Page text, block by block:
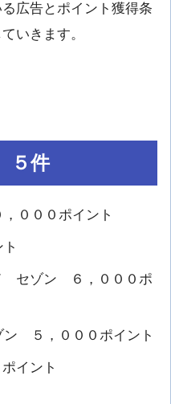
広告とポイント獲得条
いきます。
５件
０００ポイント
セゾン ６，０００ポ
ン ５，０００ポイント
イント